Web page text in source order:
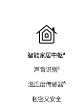
智能家居中枢脚
⁴
声音识别脚
⁵
温湿度传感器脚
⁶
私密又安全